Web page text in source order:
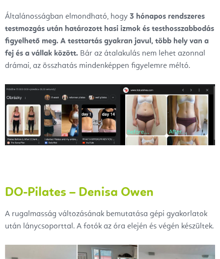
Általánosságban elmondható, hogy 3 hónapos rendszeres
testmozgás után határozott hasi izmok és testhosszabbodás
figyelhető meg. A testtartás gyakran javul, több hely van a
fej és a vállak között. Bár az átalakulás nem lehet azonnal
drámai, az összhatás mindenképpen figyelemre méltó.
DO-Pilates – Denisa Owen
A rugalmasság változásának bemutatása gépi gyakorlatok
után lánycsoporttal. A fotók az óra elején és végén készültek.